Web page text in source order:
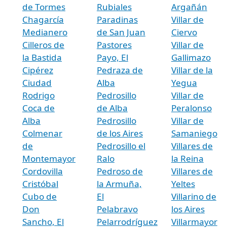
de Tormes
Chagarcía
Medianero
Cilleros de
la Bastida
Cipérez
Ciudad
Rodrigo
Coca de
Alba
Colmenar
de
Montemayor
Cordovilla
Cristóbal
Cubo de
Don
Sancho, El
Rubiales
Paradinas
de San Juan
Pastores
Payo, El
Pedraza de
Alba
Pedrosillo
de Alba
Pedrosillo
de los Aires
Pedrosillo el
Ralo
Pedroso de
la Armuña,
El
Pelabravo
Pelarrodríguez
Argañán
Villar de
Ciervo
Villar de
Gallimazo
Villar de la
Yegua
Villar de
Peralonso
Villar de
Samaniego
Villares de
la Reina
Villares de
Yeltes
Villarino de
los Aires
Villarmayor